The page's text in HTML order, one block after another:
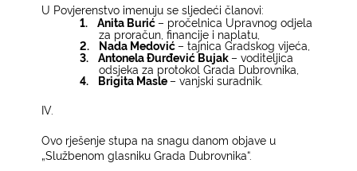
U Povjerenstvo imenuju se sljedeći članovi:
1.
Anita Burić– pročelnica Upravnog odjela
za proračun, financije i naplatu,
2. Nada Medović – tajnica Gradskog vijeća,
3. Antonela Đurđević Bujak – voditeljica
odsjeka za protokol Grada Dubrovnika,
4. Brigita Masle – vanjski suradnik.
IV.
Ovo rješenje stupa na snagu danom objave u
„Službenom glasniku Grada Dubrovnika“.